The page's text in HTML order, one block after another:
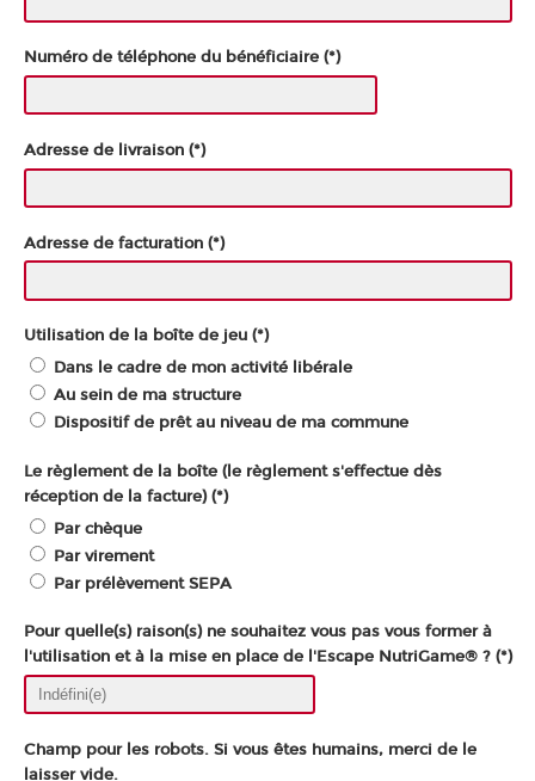
Numéro de téléphone du bénéficiaire (*)
Adresse de livraison (*)
Adresse de facturation (*)
Utilisation de la boîte de jeu (*)
Dans le cadre de mon activité libérale
Au sein de ma structure
Dispositif de prêt au niveau de ma commune
Le règlement de la boîte (le règlement s'effectue dès
réception de la facture) (*)
Par chèque
Par virement
Par prélèvement SEPA
Pour quelle(s) raison(s) ne souhaitez vous pas vous former à
l'utilisation et à la mise en place de l'Escape NutriGame® ? (*)
Champ pour les robots. Si vous êtes humains, merci de le
laisser vide.